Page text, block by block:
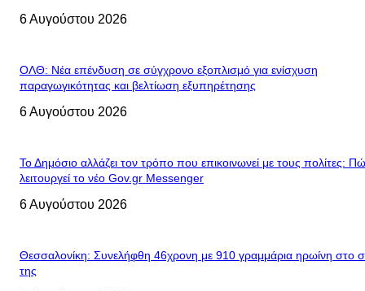
6 Αυγούστου 2026
ΟΛΘ: Νέα επένδυση σε σύγχρονο εξοπλισμό για ενίσχυση
παραγωγικότητας και βελτίωση εξυπηρέτησης
6 Αυγούστου 2026
Το Δημόσιο αλλάζει τον τρόπο που επικοινωνεί με τους πολίτες:
λειτουργεί το νέο Gov.gr Messenger
6 Αυγούστου 2026
Θεσσαλονίκη: Συνελήφθη 46χρονη με 910 γραμμάρια ηρωίνη στο
της